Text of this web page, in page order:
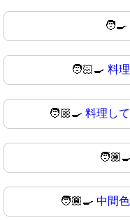
🧑‍🍳
🧑🏻‍🍳 料
🧑🏼‍🍳 料理し
🧑🏾‍🍳 中間